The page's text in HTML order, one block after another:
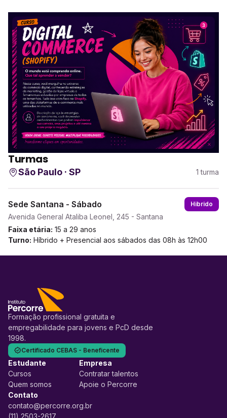
Turmas
São Paulo · SP 1 turma
Sede Santana - Sábado Hibrido
Avenida General Ataliba Leonel, 245 - Santana
Faixa etária: 15 a 29 anos
Turno: Híbrido + Presencial aos sábados das 08h às 12h00
Formação profissional gratuita e
empregabilidade para jovens e PcD desde
1998.
Certificado CEBAS - Beneficente
Estudante
Cursos
Quem somos
Empresa
Contratar talentos
Apoie o Percorre
Contato
contato@percorre.org.br